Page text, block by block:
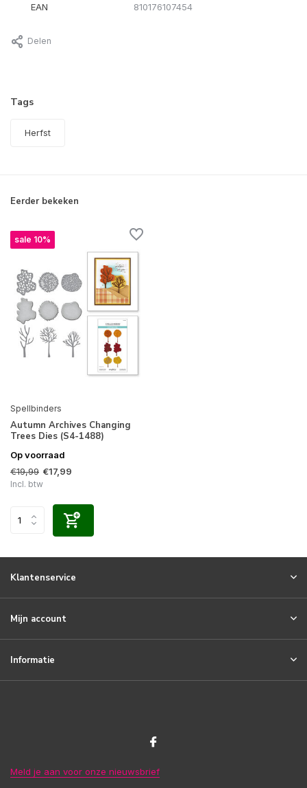
EAN 810176107454
Delen
Tags
Herfst
Eerder bekeken
sale 10%
Spellbinders
Autumn Archives Changing
Trees Dies (S4-1488)
Op voorraad
€19,99 €17,99
Incl. btw
Klantenservice
Mijn account
Informatie
Meld je aan voor onze nieuwsbrief